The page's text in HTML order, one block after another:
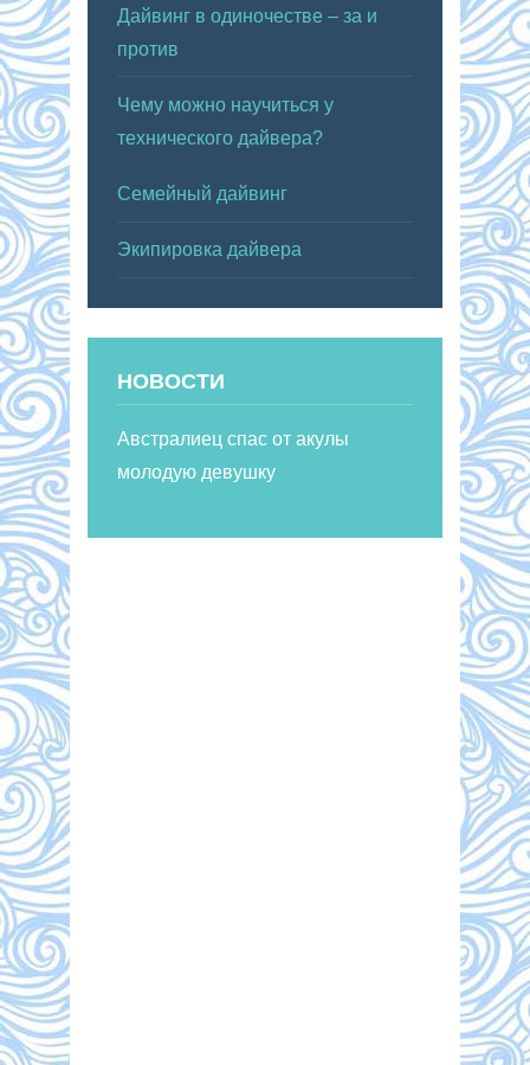
Дайвинг в одиночестве – за и
против
Чему можно научиться у
технического дайвера?
Семейный дайвинг
Экипировка дайвера
НОВОСТИ
Австралиец спас от акулы
молодую девушку